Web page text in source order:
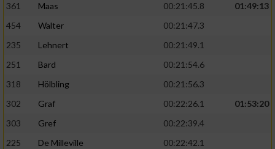
361
Maas 00:21:45.8
01:49:13
454
Walter
00:21:47.3
235
Lehnert
00:21:49.1
251
Bard
00:21:54.6
318
Hölbling
00:21:56.3
302
Graf 00:22:26.1
01:53:20
303
Gref
00:22:39.4
225
De Milleville
00:22:42.1